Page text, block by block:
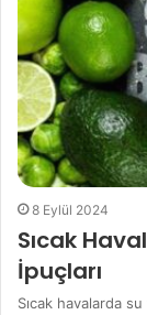
8 Eylül 2024
Sıcak
İpuçları
Sıcak havalarda